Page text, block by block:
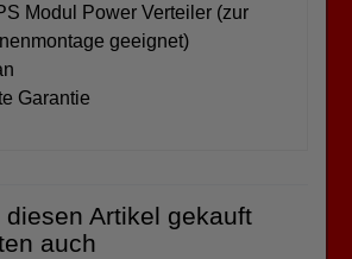
Modul Power Verteiler (zur
geeignet)
Garantie
diesen Artikel gekauft
auch